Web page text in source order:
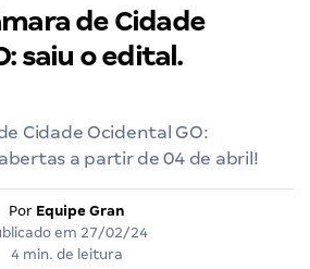
de Cidade
saiu o edital.
Cidade Ocidental GO:
a partir de 04 de abril!
Por Equipe Gran
em 27/02/24
4 min. de leitura